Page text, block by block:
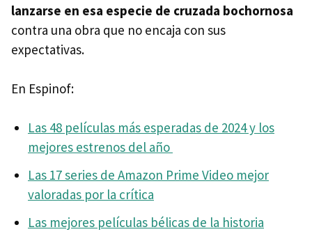
lanzarse en esa especie de cruzada bochornosa
contra una obra que no encaja con sus
expectativas.
En Espinof:
Las 48 películas más esperadas de 2024 y los
mejores estrenos del año
Las 17 series de Amazon Prime Video mejor
valoradas por la crítica
Las mejores películas bélicas de la historia